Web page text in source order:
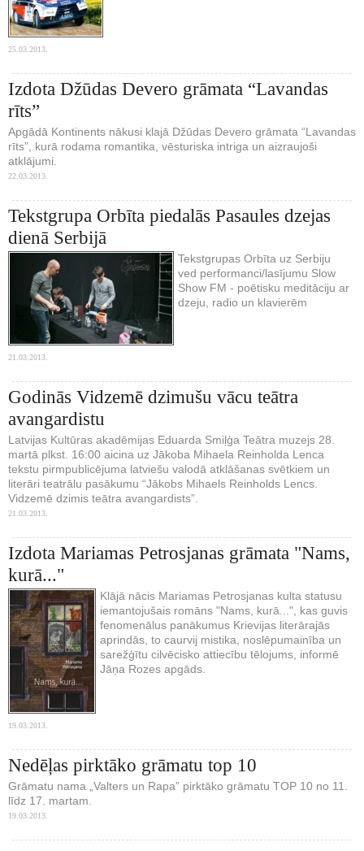
25.03.2013.
Izdota Džūdas Devero grāmata “Lavandas
rīts”
Apgādā Kontinents nākusi klajā Džūdas Devero grāmata “Lavandas
rīts”, kurā rodama romantika, vēsturiska intriga un aizraujoši
atklājumi.
22.03.2013.
Tekstgrupa Orbīta piedalās Pasaules dzejas
dienā Serbijā
Tekstgrupas Orbīta uz Serbiju
ved performanci/lasījumu Slow
Show FM - poētisku meditāciju ar
dzeju, radio un klavierēm
21.03.2013.
Godinās Vidzemē dzimušu vācu teātra
avangardistu
Latvijas Kultūras akadēmijas Eduarda Smiļģa Teātra muzejs 28.
martā plkst. 16:00 aicina uz Jākoba Mihaela Reinholda Lenca
tekstu pirmpublicējuma latviešu valodā atklāšanas svētkiem un
literāri teatrālu pasākumu “Jākobs Mihaels Reinholds Lencs.
Vidzemē dzimis teātra avangardists”.
21.03.2013.
Izdota Mariamas Petrosjanas grāmata "Nams,
kurā..."
Klājā nācis Mariamas Petrosjanas kulta statusu
iemantojušais romāns "Nams, kurā...", kas guvis
fenomenālus panākumus Krievijas literārajās
aprindās, to caurvij mistika, noslēpumainība un
sarežģītu cilvēcisko attiecību tēlojums, informē
Jāņa Rozes apgāds.
19.03.2013.
Nedēļas pirktāko grāmatu top 10
Grāmatu nama „Valters un Rapa” pirktāko grāmatu TOP 10 no 11.
līdz 17. martam.
19.03.2013.